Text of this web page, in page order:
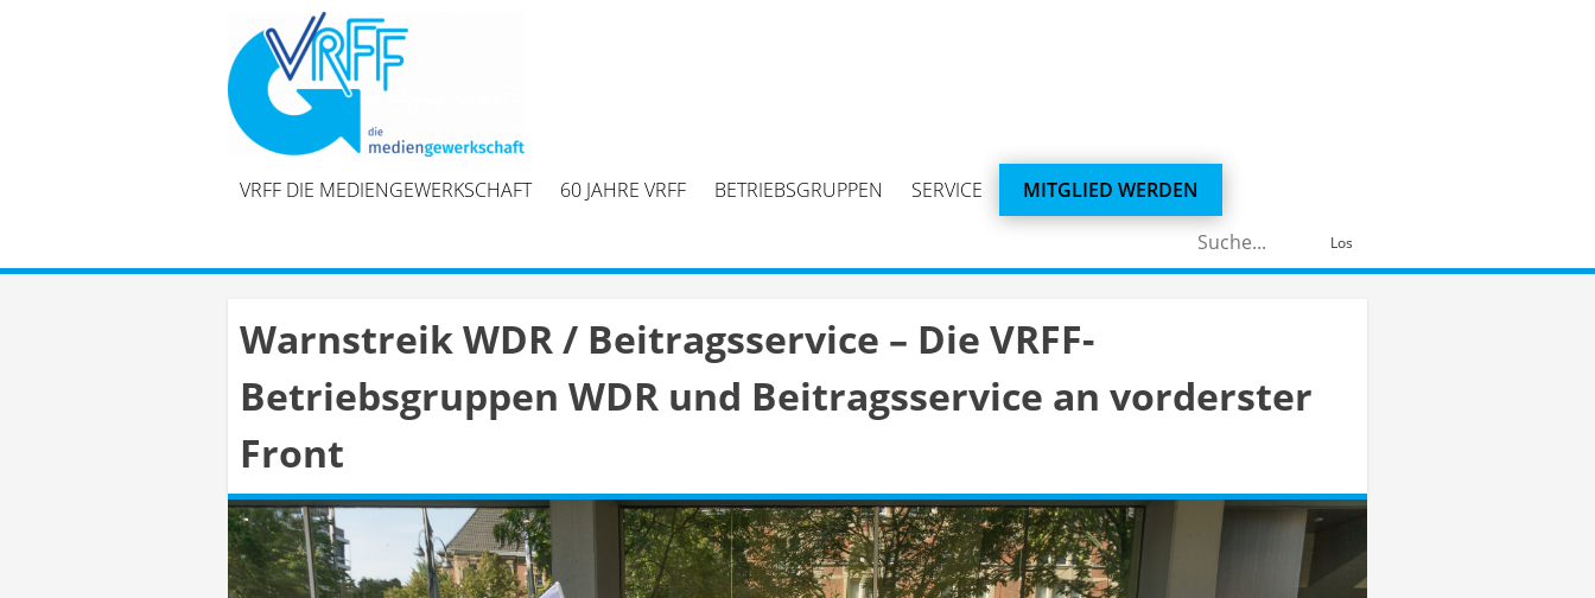
VRFF DIE MEDIENGEWERKSCHAFT 60 JAHRE VRFF BETRIEBSGRUPPEN SERVICE
MITGLIED WERDEN
Los
Warnstreik WDR / Beitragsservice – Die VRFF-
Betriebsgruppen WDR und Beitragsservice an vorderster
Front